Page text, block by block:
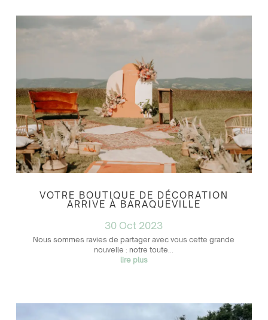
VOTRE BOUTIQUE DE DÉCORATION
ARRIVE À BARAQUEVILLE
30 Oct 2023
Nous sommes ravies de partager avec vous cette grande
nouvelle : notre toute...
lire plus